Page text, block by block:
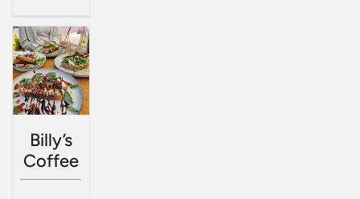
Billy’s
Coffee